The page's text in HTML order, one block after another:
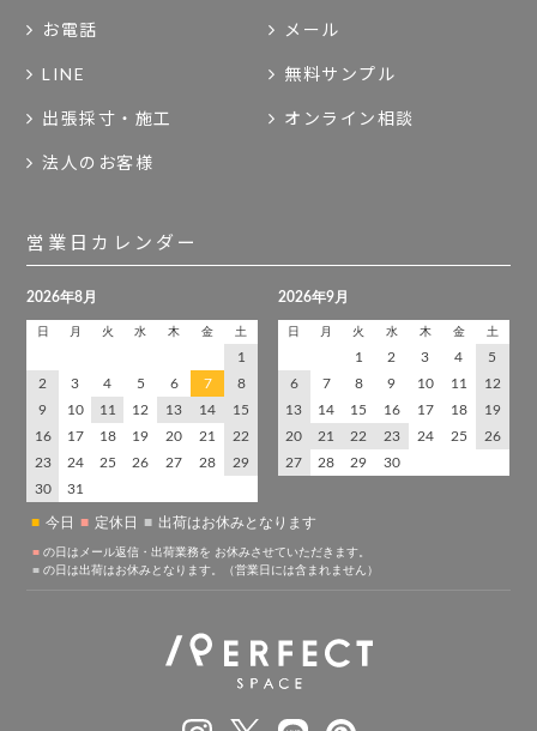
お電話 メール
LINE 無料サンプル
出張採寸・施工 オンライン相談
法人のお客様
営業日カレンダー